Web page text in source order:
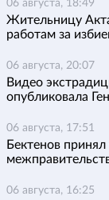
06 августа, 18:49
Жительницу
работам за
06 августа, 20:07
Видео
опубликовала
06 августа, 17:51
Бектенов принял
06 августа, 16:25